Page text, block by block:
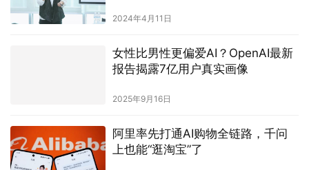
2024年4月11日
女性比男性更偏爱AI？OpenAI最新
报告揭露7亿用户真实画像
2025年9月16日
阿里率先打通AI购物全链路，千问
上也能“逛淘宝”了